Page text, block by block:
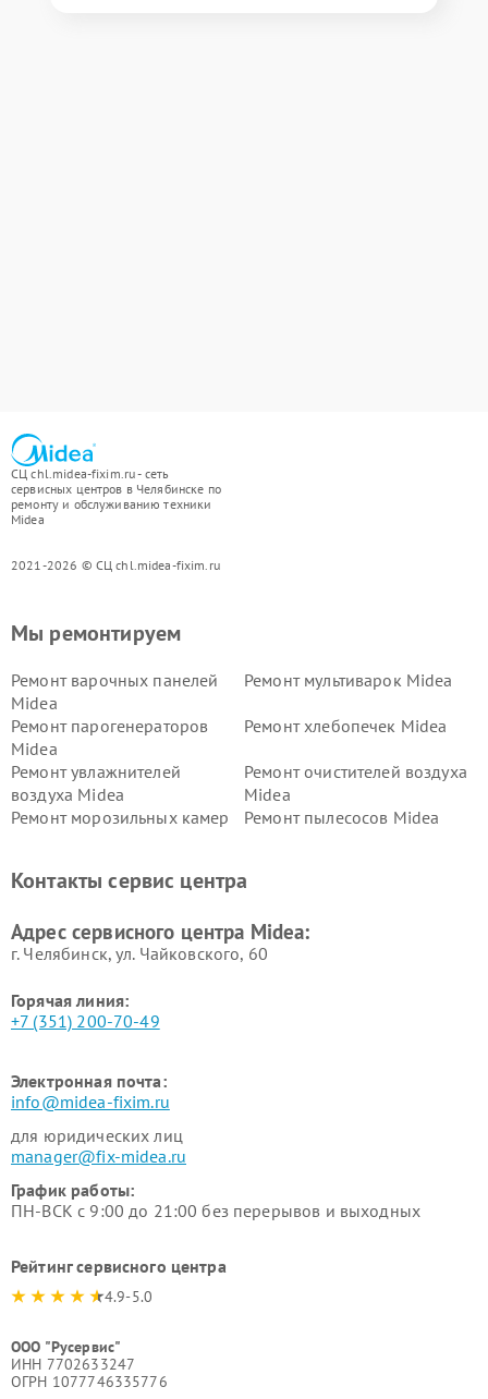
СЦ chl.midea-fixim.ru - сеть
сервисных центров в Челябинске по
ремонту и обслуживанию техники
Midea
2021-2026 © СЦ chl.midea-fixim.ru
Мы ремонтируем
Ремонт варочных панелей
Midea
Ремонт мультиварок Midea
Ремонт парогенераторов
Midea
Ремонт хлебопечек Midea
Ремонт увлажнителей
воздуха Midea
Ремонт очистителей воздуха
Midea
Ремонт морозильных камер
Ремонт пылесосов Midea
пылесосов Midea
Midea
Контакты сервис центра
Адрес сервисного центра Midea:
г. Челябинск, ул. Чайковского, 60
Горячая линия:
+7 (351) 200-70-49
Электронная почта:
info@midea-fixim.ru
для юридических лиц
manager@fix-midea.ru
График работы:
ПН-ВСК с 9:00 до 21:00 без перерывов и выходных
Рейтинг сервисного центра
4.9-5.0
ООО "Русервис"
ИНН 7702633247
ОГРН 1077746335776